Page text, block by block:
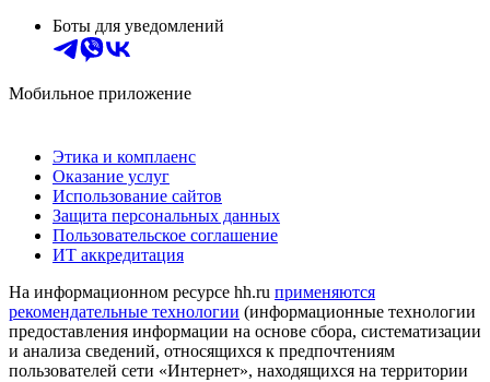
Боты для уведомлений
Мобильное приложение
Этика и комплаенс
Оказание услуг
Использование сайтов
Защита персональных данных
Пользовательское соглашение
ИТ аккредитация
На информационном ресурсе hh.ru применяются
рекомендательные технологии (информационные технологии
предоставления информации на основе сбора, систематизации
и анализа сведений, относящихся к предпочтениям
пользователей сети «Интернет», находящихся на территории